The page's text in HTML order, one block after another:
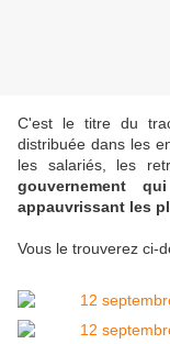
C'est le titre du
distribuée dans les
les salariés, les
gouvernement
appauvrissant les
Vous le trouverez ci-